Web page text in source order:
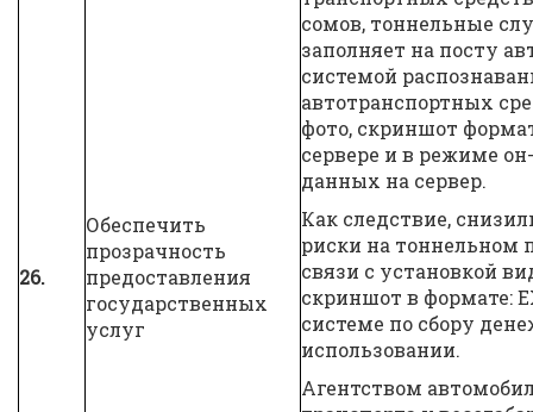
26.
Обеспечить
прозрачность
предоставления
государственных
услуг
сомов, тоннельные
заполняет на посту
системой
автотранспортных
фото, скриншот
сервере и в режиме
данных на сервер.
Как следствие,
риски на тоннельном
связи с установкой
скриншот в формате:
системе по сбору
использовании.
Агентством